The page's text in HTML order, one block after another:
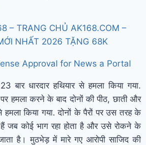
– TRANG CHỦ AK168.COM –
NHẤT 2026 TẶNG 68K
बार धारदार हथियार से हमला किया गया.
पर हमला करने के बाद दोनों की पीठ, छाती और
से हमला किया गया. दोनों के पैरों पर उस तरह के
जब कोई भाग रहा होता है और उसे रोकने के
है। मुठभेड़ में मारे गए आरोपी साजिद की